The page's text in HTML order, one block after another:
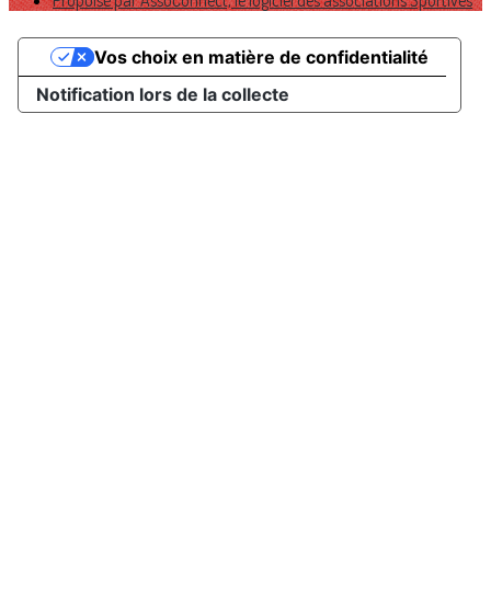
Notification lors de la collecte
Vos choix en matière de confidentialité